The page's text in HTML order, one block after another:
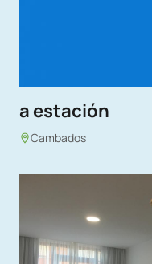
a estación
Cambados